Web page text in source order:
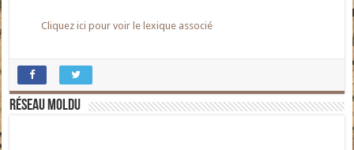
Cliquez ici pour voir le lexique associé
Réseau moldu